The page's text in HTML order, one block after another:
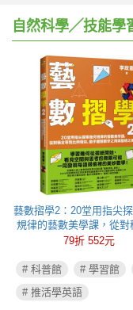
自然科學╱技能學
藝數摺學2：20堂用指尖
規律的藝數美學課，從對
到比例相似，動手體驗數
79折 552元
# 科普館 # 學習館
# 推活學英語